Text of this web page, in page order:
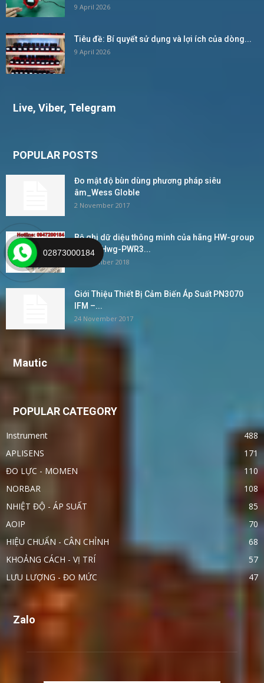
9 April 2026
Tiêu đề: Bí quyết sử dụng và lợi ích của dòng...
9 April 2026
Live, Viber, Telegram
POPULAR POSTS
Đo mật độ bùn dùng phương pháp siêu
âm_Wess Globle
2 November 2017
Bộ ghi dữ diệu thông minh của hãng HW-group
Model Hwg-PWR3...
4 December 2018
Giới Thiệu Thiết Bị Cảm Biến Áp Suất PN3070
IFM –...
24 November 2017
Mautic
POPULAR CATEGORY
Instrument
488
APLISENS
171
ĐO LỰC - MOMEN
110
NORBAR
108
NHIỆT ĐỘ - ÁP SUẤT
85
AOIP
70
HIỆU CHUẨN - CÂN CHỈNH
68
KHOẢNG CÁCH - VỊ TRÍ
57
LƯU LƯỢNG - ĐO MỨC
47
Zalo
02873000184